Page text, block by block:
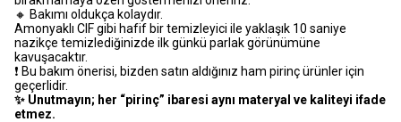
🔸 Bakımı oldukça kolaydır.
Amonyaklı CIF gibi hafif bir temizleyici ile yaklaşık 10 saniye
nazikçe temizlediğinizde ilk günkü parlak görünümüne
kavuşacaktır.
❗️ Bu bakım önerisi, bizden satın aldığınız ham pirinç ürünler için
geçerlidir.
✨ Unutmayın; her “pirinç” ibaresi aynı materyal ve kaliteyi ifade
etmez.